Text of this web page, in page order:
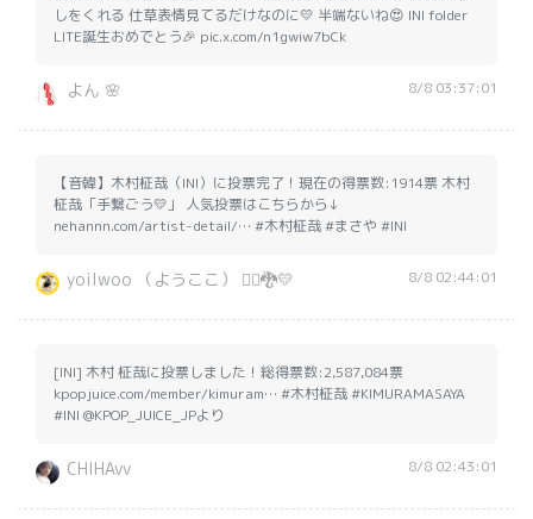
JO1, SEVENTEEN, TWICE, 2PM winning awards.
しをくれる 仕草表情見てるだけなのに💛 半端ないね😍 INI folder
LITE誕生おめでとう🎉 pic.x.com/n1gwiw7bCk
よん 🌸 8/8 03:37:01
【音韓】木村柾哉（INI）に投票完了！現在の得票数:1914票 木村
柾哉「手繋ごう💛」 人気投票はこちらから↓
nehannn.com/artist-detail/… #木村柾哉 #まさや #INI
yoilwoo （ようここ） 🏴‍☠️🐉💛 8/8 02:44:01
[INI] 木村 柾哉に投票しました！総得票数:2,587,084票
kpopjuice.com/member/kimuram… #木村柾哉 #KIMURAMASAYA
#INI @KPOP_JUICE_JPより
CHIHAvv 8/8 02:43:01